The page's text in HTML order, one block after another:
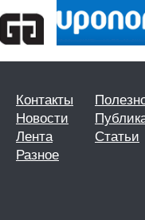
Контакты
Новости
Лента
Статьи
Разное